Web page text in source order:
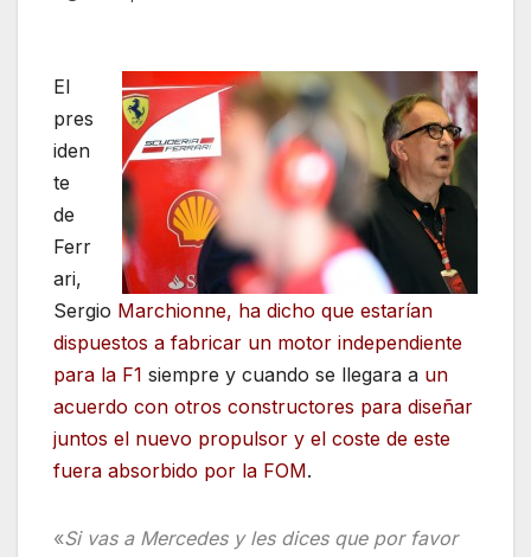
El
pres
iden
te
de
Ferr
ari,
Sergio Marchionne, ha dicho que estarían
dispuestos a fabricar un motor independiente
para la F1 siempre y cuando se llegara a un
acuerdo con otros constructores para diseñar
juntos el nuevo propulsor y el coste de este
fuera absorbido por la FOM.
«Si vas a Mercedes y les dices que por favor